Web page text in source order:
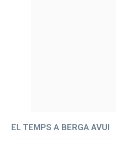
EL TEMPS A BERGA AVUI